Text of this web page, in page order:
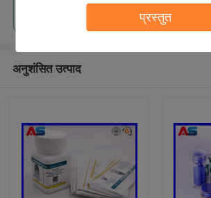
प्रस्तुत
अनुशंसित उत्पाद